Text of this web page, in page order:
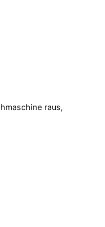
raus,